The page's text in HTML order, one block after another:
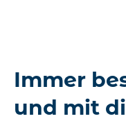
Immer
und mit